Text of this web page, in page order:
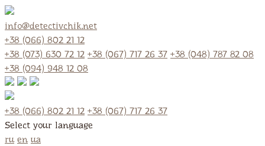
info@detectivchik.net
+38 (066) 802 21 12
+38 (073) 630 72 12 +38 (067) 717 26 37 +38 (048) 787 82 08
+38 (094) 948 12 08
+38 (066) 802 21 12 +38 (067) 717 26 37
Select your language
ru en ua